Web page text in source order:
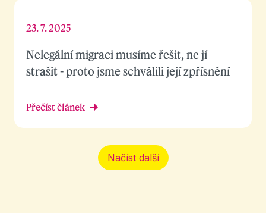
Nelegální migraci musíme řešit, ne jí
strašit - proto jsme schválili její zpřísnění
23. 7. 2025
Přečíst článek
Načíst další